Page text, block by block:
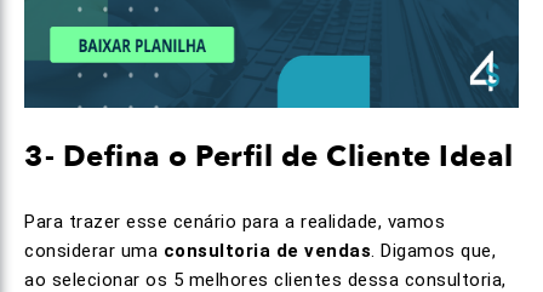
3- Defina o Perfil de Cliente Ideal
Para trazer esse cenário para a realidade, vamos
considerar uma consultoria de vendas. Digamos que,
ao selecionar os 5 melhores clientes dessa consultoria,